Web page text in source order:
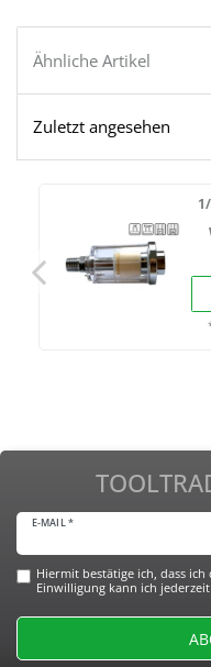
Ähnliche Artikel
Zuletzt angesehen
E-MAIL *
Hiermit bestätige ich, dass ich
Einwilligung kann ich